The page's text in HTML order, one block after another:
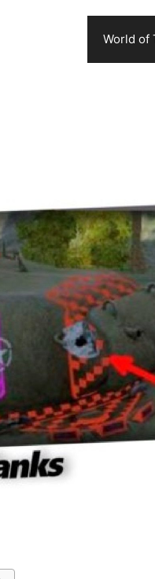
World of